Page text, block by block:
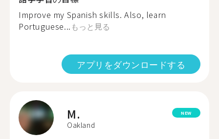
Improve my Spanish skills. Also, learn
Portuguese... もっと見る
アプリをダウンロードする
M.
Oakland
NEW